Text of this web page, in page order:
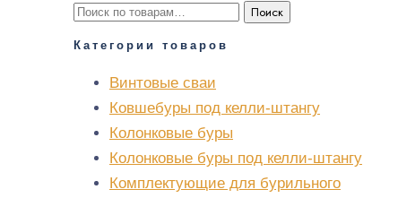
Искать: Поиск
Категории товаров
Винтовые сваи
Ковшебуры под келли-штангу
Колонковые буры
Колонковые буры под келли-штангу
Комплектующие для бурильного